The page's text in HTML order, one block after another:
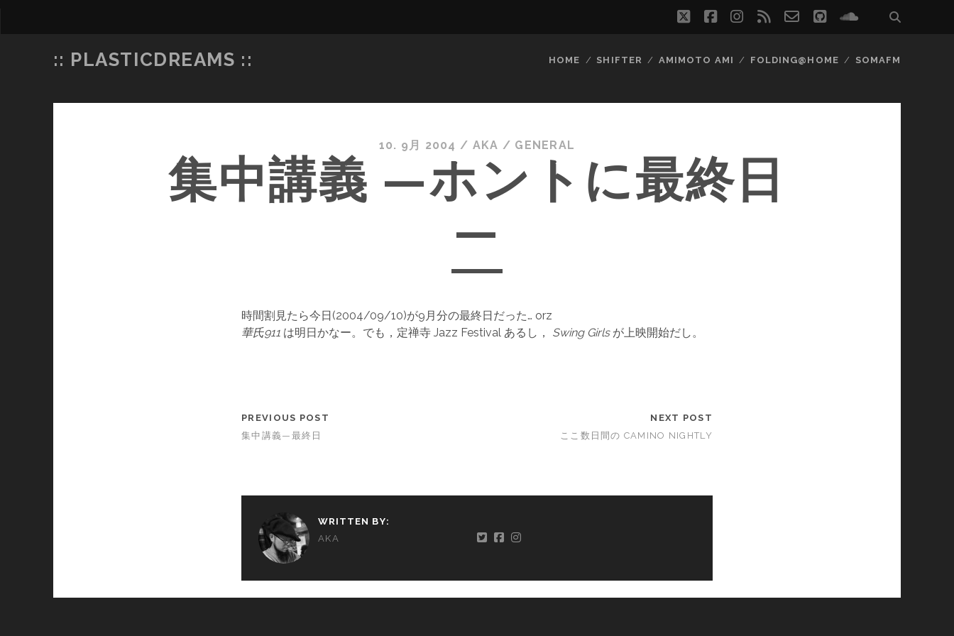
twitterfacebookinstagram
rss email-githubsoundcloud
:: PLASTICDREAMS :: HOME SHIFTER AMIMOTO AMI FOLDING@HOME SOMAFM
10. 9月 2004 / AKA / GENERAL
集中講義 —ホントに最終日
—
時間割見たら今日(2004/09/10)が9月分の最終日だった… orz
華氏911 は明日かなー。でも，定禅寺 Jazz Festival あるし， Swing Girlsが上映開始だし。
PREVIOUS POST
集中講義—最終日
NEXT POST
ここ数日間の CAMINO NIGHTLY
WRITTEN BY:
AKA